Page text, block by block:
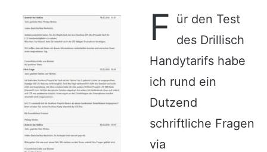
F ür den Test
des Drillisch
Handytarifs habe
ich rund ein
Dutzend
schriftliche Fragen
via